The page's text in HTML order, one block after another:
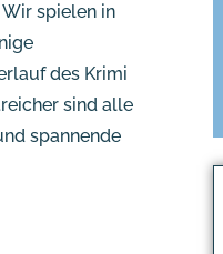
spielen in
des Krimi
sind alle
spannende